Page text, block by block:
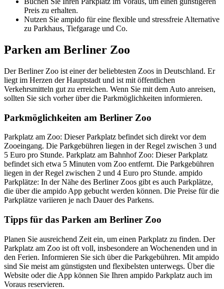
Preis zu erhalten.
Nutzen Sie ampido für eine flexible und stressfreie Alternative
zu Parkhaus, Tiefgarage und Co.
Parken am Berliner Zoo
Der Berliner Zoo ist einer der beliebtesten Zoos in Deutschland. Er
liegt im Herzen der Hauptstadt und ist mit öffentlichen
Verkehrsmitteln gut zu erreichen. Wenn Sie mit dem Auto anreisen,
sollten Sie sich vorher über die Parkmöglichkeiten informieren.
Parkmöglichkeiten am Berliner Zoo
Parkplatz am Zoo: Dieser Parkplatz befindet sich direkt vor dem
Zooeingang. Die Parkgebühren liegen in der Regel zwischen 3 und
5 Euro pro Stunde. Parkplatz am Bahnhof Zoo: Dieser Parkplatz
befindet sich etwa 5 Minuten vom Zoo entfernt. Die Parkgebühren
liegen in der Regel zwischen 2 und 4 Euro pro Stunde. ampido
Parkplätze: In der Nähe des Berliner Zoos gibt es auch Parkplätze,
die über die ampido App gebucht werden können. Die Preise für die
Parkplätze variieren je nach Dauer des Parkens.
Tipps für das Parken am Berliner Zoo
Planen Sie ausreichend Zeit ein, um einen Parkplatz zu finden. Der
Parkplatz am Zoo ist oft voll, insbesondere an Wochenenden und in
den Ferien. Informieren Sie sich über die Parkgebühren. Mit ampido
sind Sie meist am günstigsten und flexibelsten unterwegs. Über die
Website oder die App können Sie Ihren ampido Parkplatz auch im
Voraus reservieren.